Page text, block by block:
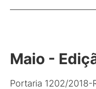
Maio -
Portaria 1202/2018-